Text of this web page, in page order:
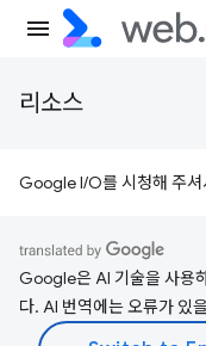
리소스
Google I/O를 시청해 주셔
Google은 AI 기술을 사용
다. AI 번역에는 오류가 있